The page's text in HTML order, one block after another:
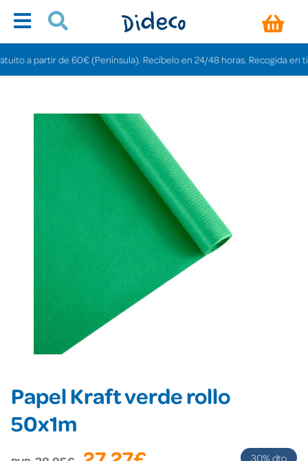
a partir de 60€ (Península). Recíbelo en 24/48 horas. Recogida en
Papel Kraft verde rollo
50x1m
30% dto